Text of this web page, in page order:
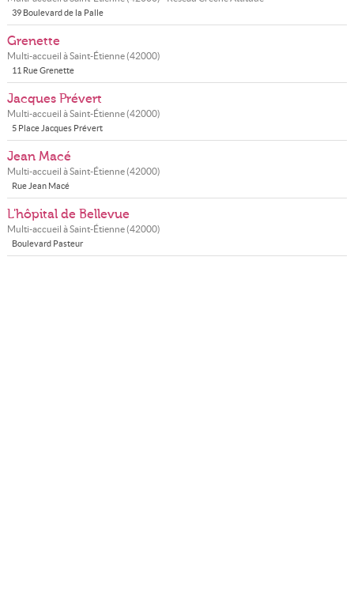
39 Boulevard de la Palle
Grenette
Multi-accueil àSaint-Étienne(42000)
11 Rue Grenette
Jacques Prévert
Multi-accueil àSaint-Étienne(42000)
5 Place Jacques Prévert
Jean Macé
Multi-accueil àSaint-Étienne(42000)
Rue Jean Macé
L'hôpital de Bellevue
Multi-accueil àSaint-Étienne(42000)
Boulevard Pasteur